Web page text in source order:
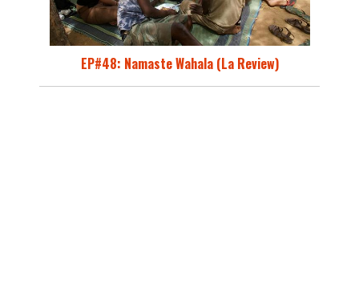
EP#48: Namaste Wahala (La Review)